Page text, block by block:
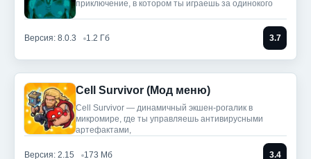
приключение, в котором ты играешь за одинокого
Версия: 8.0.3 1.2 Гб 3.7
Cell Survivor (Мод меню)
Cell Survivor — динамичный экшен-рогалик в
микромире, где ты управляешь антивирусными
артефактами,
Версия: 2.15 173 Мб 3.4